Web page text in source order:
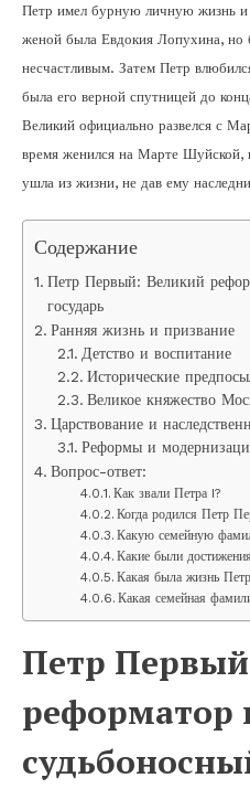
Петр имел бурную личную жизнь
женой была Евдокия Лопухина, но
несчастливым. Затем Петр
была его верной спутницей до
Великий официально развелся с
время женился на Марте Шуйской,
ушла из жизни, не дав ему
Содержание
Петр Первый: Великий
государь
Ранняя жизнь и призвание
Детство и воспитание
Исторические
Великое княжество
Царствование и
Реформы и
Вопрос-ответ:
Как звали Петра I?
Когда родился Петр
Какую семейную
Какие были
Какая была жизнь
Какая семейная
Петр
реформатор